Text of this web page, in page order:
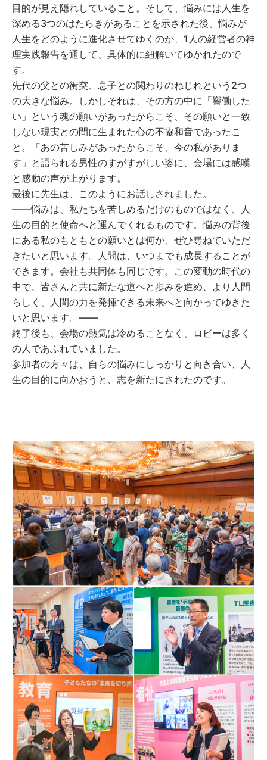
目的が見え隠れしていること。そして、悩みには人生を
深める3つのはたらきがあることを示された後、悩みが
人生をどのように進化させてゆくのか、1人の経営者の神
理実践報告を通して、具体的に紐解いてゆかれたので
す。
先代の父との衝突、息子との関わりのねじれという2つ
の大きな悩み。しかしそれは、その方の中に「響働した
い」という魂の願いがあったからこそ、その願いと一致
しない現実との間に生まれた心の不協和音であったこ
と。「あの苦しみがあったからこそ、今の私がありま
す」と語られる男性のすがすがしい姿に、会場には感嘆
と感動の声が上がります。
最後に先生は、このようにお話しされました。
――悩みは、私たちを苦しめるだけのものではなく、人
生の目的と使命へと運んでくれるものです。悩みの背後
にある私のもともとの願いとは何か、ぜひ尋ねていただ
きたいと思います。人間は、いつまでも成長することが
できます。会社も共同体も同じです。この変動の時代の
中で、皆さんと共に新たな道へと歩みを進め、より人間
らしく、人間の力を発揮できる未来へと向かってゆきた
いと思います。――
終了後も、会場の熱気は冷めることなく、ロビーは多く
の人であふれていました。
参加者の方々は、自らの悩みにしっかりと向き合い、人
生の目的に向かおうと、志を新たにされたのです。